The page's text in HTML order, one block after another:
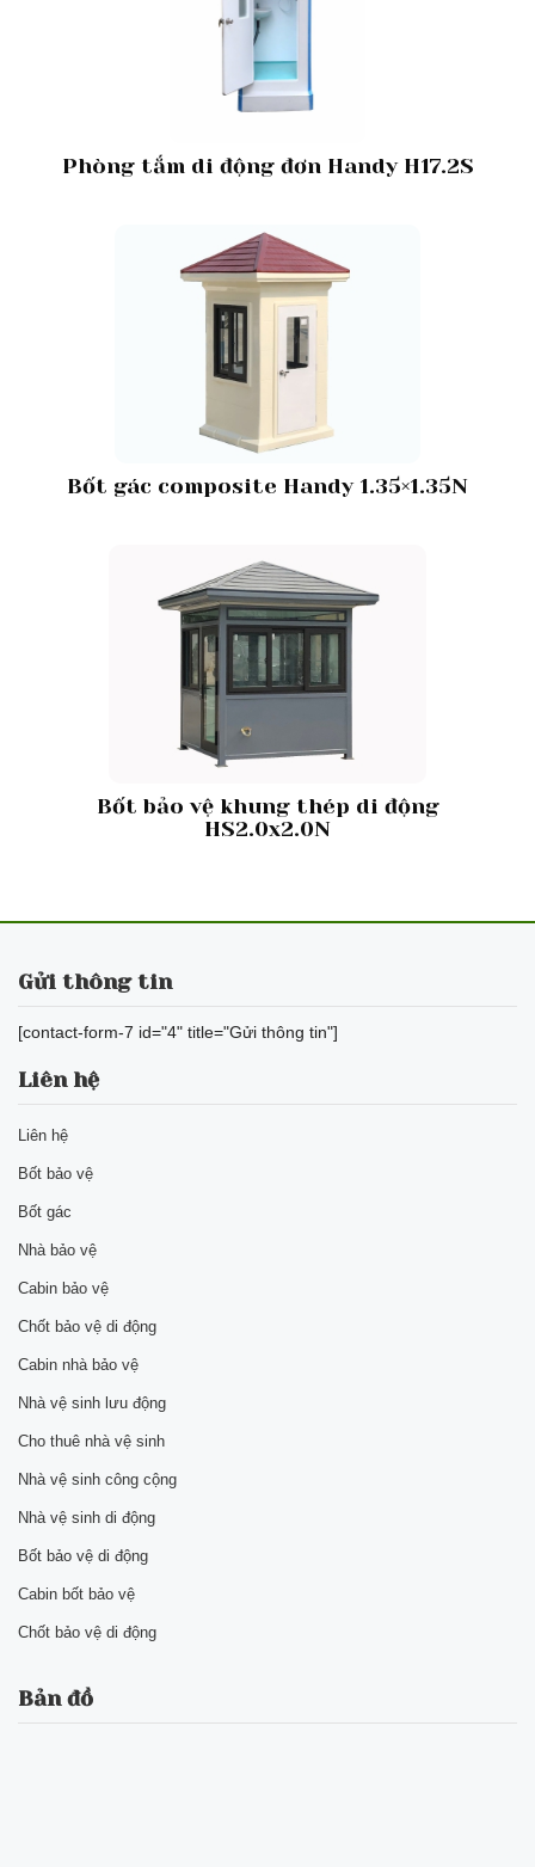
Phòng tắm di động đơn Handy H17.2S
Bốt gác composite Handy 1.35×1.35N
Bốt bảo vệ khung thép di động
HS2.0x2.0N
Gửi thông tin
[contact-form-7 id="4" title="Gửi thông tin"]
Liên hệ
Liên hệ
Bốt bảo vệ
Bốt gác
Nhà bảo vệ
Cabin bảo vệ
Chốt bảo vệ di động
Cabin nhà bảo vệ
Nhà vệ sinh lưu động
Cho thuê nhà vệ sinh
Nhà vệ sinh công cộng
Nhà vệ sinh di động
Bốt bảo vệ di động
Cabin bốt bảo vệ
Chốt bảo vệ di động
Bản đồ